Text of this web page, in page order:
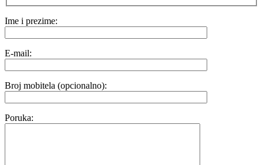
Ime i prezime:
E-mail:
Broj mobitela (opcionalno):
Poruka: